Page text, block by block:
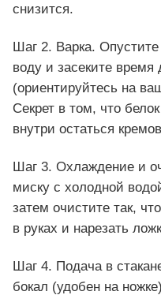
снизится.
Шаг 2. Варка.
воду и засеките время
(ориентируйтесь на
Секрет в том, что
внутри остаться
Шаг 3. Охлаждение и
миску с холодной
затем очистите так,
в руках и нарезать
Шаг 4. Подача в
бокал (удобен на